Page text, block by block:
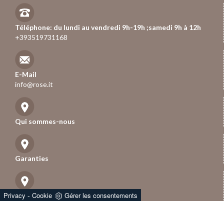
Téléphone: du lundi au vendredi 9h-19h ;samedi 9h à 12h
+393519731168
E-Mail
info@rose.it
Qui sommes-nous
Garanties
Délais de livraison
Privacy - Cookie Gérer les consentements